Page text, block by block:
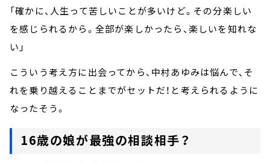
「確かに、人生って苦しいことが多いけど。その分楽しい
を感じられるから。全部が楽しかったら、楽しいを知れな
い」
こういう考え方に出会ってから、中村あゆみは悩んで、そ
れを乗り越えることまでがセットだ！と考えられるように
なったそう。
16歳の娘が最強の相談相手？